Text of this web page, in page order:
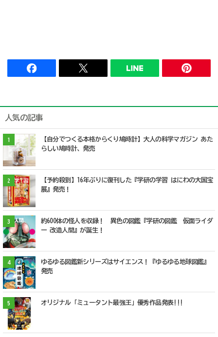
人気の記事
1
【自分でつくる本格からくり鳩時計】大人の科学マガジン あた
らしい鳩時計、発売
2
【予約殺到】16年ぶりに復刊した『学研の学習 はにわの大国宝
展』発売！
3
約600体の怪人を収録！ 異色の図鑑『学研の図鑑 仮面ライダ
ー 改造人間』が誕生！
4
ゆるゆる図鑑新シリーズはサイエンス！『ゆるゆる地球図鑑』
発売
5 オリジナル「ミュータント最強王」優秀作品発表!!!